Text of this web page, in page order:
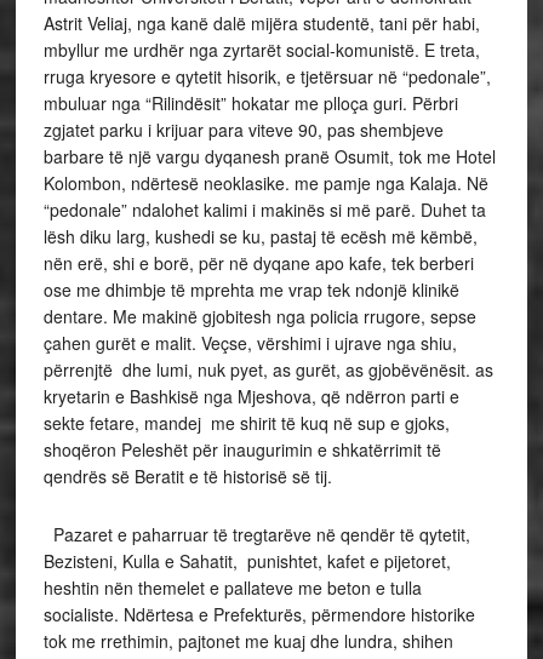
Astrit Veliaj, nga kanë dalë mijëra studentë, tani për habi,
mbyllur me urdhër nga zyrtarët social-komunistë. E treta,
rruga kryesore e qytetit hisorik, e tjetërsuar në “pedonale”,
mbuluar nga “Rilindësit” hokatar me plloça guri. Përbri
zgjatet parku i krijuar para viteve 90, pas shembjeve
barbare të një vargu dyqanesh pranë Osumit, tok me Hotel
Kolombon, ndërtesë neoklasike. me pamje nga Kalaja. Në
“pedonale” ndalohet kalimi i makinës si më parë. Duhet ta
lësh diku larg, kushedi se ku, pastaj të ecësh më këmbë,
nën erë, shi e borë, për në dyqane apo kafe, tek berberi
ose me dhimbje të mprehta me vrap tek ndonjë klinikë
dentare. Me makinë gjobitesh nga policia rrugore, sepse
çahen gurët e malit. Veçse, vërshimi i ujrave nga shiu,
përrenjtë dhe lumi, nuk pyet, as gurët, as gjobëvënësit. as
kryetarin e Bashkisë nga Mjeshova, që ndërron parti e
sekte fetare, mandej me shirit të kuq në sup e gjoks,
shoqëron Peleshët për inaugurimin e shkatërrimit të
qendrës së Beratit e të historisë së tij.
Pazaret e paharruar të tregtarëve në qendër të qytetit,
Bezisteni, Kulla e Sahatit, punishtet, kafet e pijetoret,
heshtin nën themelet e pallateve me beton e tulla
socialiste. Ndërtesa e Prefekturës, përmendore historike
tok me rrethimin, pajtonet me kuaj dhe lundra, shihen